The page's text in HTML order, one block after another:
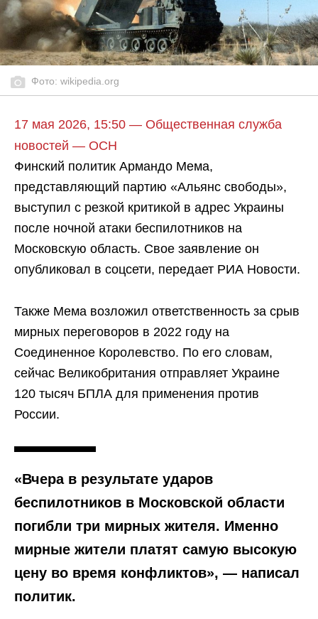
Фото: wikipedia.org
17 мая 2026, 15:50 — Общественная служба
новостей — ОСН
Финский политик Армандо Мема,
представляющий партию «Альянс свободы»,
выступил с резкой критикой в адрес Украины
после ночной атаки беспилотников на
Московскую область. Свое заявление он
опубликовал в соцсети, передает РИА Новости.
Также Мема возложил ответственность за срыв
мирных переговоров в 2022 году на
Соединенное Королевство. По его словам,
сейчас Великобритания отправляет Украине
120 тысяч БПЛА для применения против
России.
«Вчера в результате ударов
беспилотников в Московской области
погибли три мирных жителя. Именно
мирные жители платят самую высокую
цену во время конфликтов», — написал
политик.